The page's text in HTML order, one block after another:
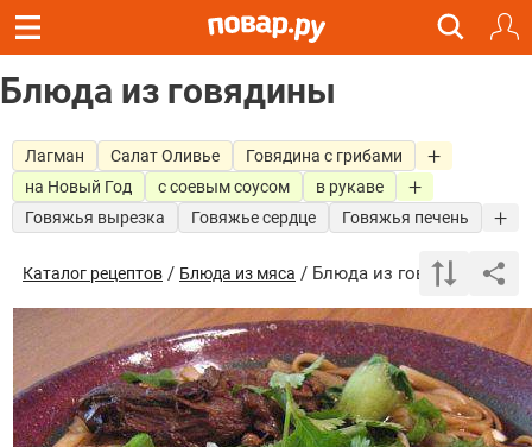
Блюда из говядины
Лагман Салат Оливье
Говядина с грибами
на Новый Год
с соевым соусом
в рукаве
Говяжья вырезка
Говяжье сердце Говяжья печень
Каталог рецептов / Блюда из мяса / Блюда из говядины